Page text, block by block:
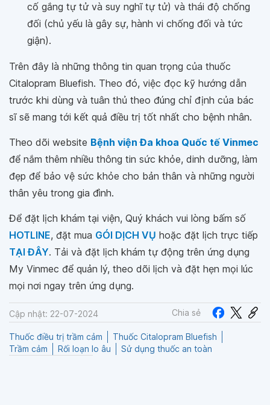
cố gắng tự tử và suy nghĩ tự tử) và thái độ chống
đối (chủ yếu là gây sự, hành vi chống đối và tức
giận).
Trên đây là những thông tin quan trọng của thuốc
Citalopram Bluefish. Theo đó, việc đọc kỹ hướng dẫn
trước khi dùng và tuân thủ theo đúng chỉ định của bác
sĩ sẽ mang tới kết quả điều trị tốt nhất cho bệnh nhân.
Theo dõi website Bệnh viện Đa khoa Quốc tế Vinmec
để nắm thêm nhiều thông tin sức khỏe, dinh dưỡng, làm
đẹp để bảo vệ sức khỏe cho bản thân và những người
thân yêu trong gia đình.
Để đặt lịch khám tại viện, Quý khách vui lòng bấm số
HOTLINE, đặt mua GÓI DỊCH VỤ hoặc đặt lịch trực tiếp
TẠI ĐÂY. Tải và đặt lịch khám tự động trên ứng dụng
My Vinmec để quản lý, theo dõi lịch và đặt hẹn mọi lúc
mọi nơi ngay trên ứng dụng.
Cập nhật: 22-07-2024 Chia sẻ
Thuốc điều trị trầm cảm
Thuốc Citalopram Bluefish
Trầm cảm
Rối loạn lo âu Sử dụng thuốc an toàn